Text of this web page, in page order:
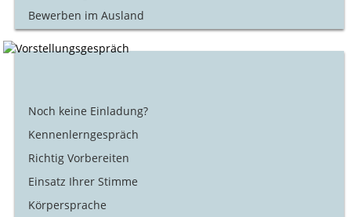
Bewerben im Ausland
Noch keine Einladung?
Kennenlerngespräch
Richtig Vorbereiten
Einsatz Ihrer Stimme
Körpersprache